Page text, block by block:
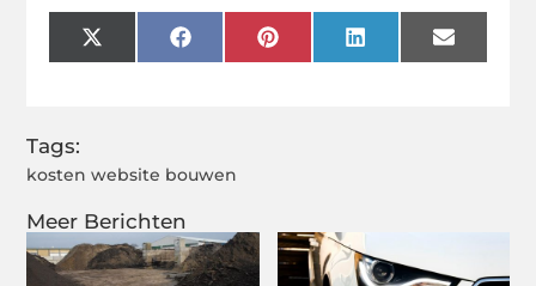
Meer Berichten
X
(Twitter)
FacebookPinterestLinkedInEmail
Tags:
kosten website bouwen